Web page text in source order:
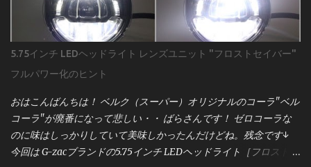
す。 用意するのは 車両のサービスマニュアル まず強調したいの
は、 サービスマニュアルの重要性 です。 昔のキャブ車なら「電源
とアース」程度で済むこともありましたが、現代のインジェクシ
ョン車はECU（エンジンコントロールユニット）と各種センサー
が複雑に絡み合っています。メーター交換といえども、単純な作
す。 サービスマニュアルには、配線図・電圧値・センサー仕様な
ど、作業に必要な情報がすべて記載されています。僕は「バイク
を買ったら最初に買うべきものはサービスマニュアル」と考える
ほど。これがない状態で作業するのは、まさに暗闇を手探りで進
5.75インチ LEDヘッドライト レンズユニット "フロストセイバー"
フルパワー化のヒント
おはこんばんちは！ ベルク（スーパー）オリジナルのコーラ"ベル
コーラ"が廃番になって悲しい・・ ばらさんです！ ゼロコーラな
のに味はしっかりしていて美味しかったんだけどね。残念です↓
今回は G-zacブランドの5.75インチ LEDヘッドライト［フロストセ